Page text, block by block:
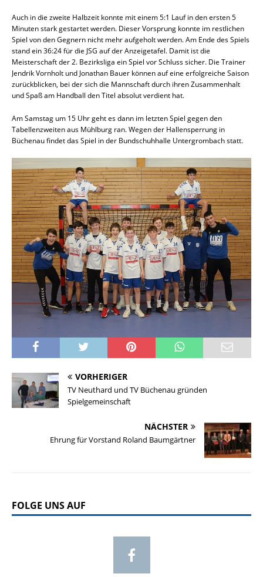
Auch in die zweite Halbzeit konnte mit einem 5:1 Lauf in den ersten 5
Minuten stark gestartet werden. Dieser Vorsprung konnte im restlichen
Spiel von den Gegnern nicht mehr aufgeholt werden. Am Ende des Spiels
stand ein 36:24 für die JSG auf der Anzeigetafel. Damit ist die
Meisterschaft der 2. Bezirksliga ein Spiel vor Schluss sicher. Die Trainer
Jendrik Vornholt und Jonathan Bauer können auf eine erfolgreiche Saison
zurückblicken, bei der sich die Mannschaft durch ihren Zusammenhalt
und Spaß am Handball den Titel absolut verdient hat.
Am Samstag um 15 Uhr geht es dann im letzten Spiel gegen den
Tabellenzweiten aus Mühlburg ran. Wegen der Hallensperrung in
Büchenau findet das Spiel in der Bundschuhhalle Untergrombach statt.
VORHERIGER
TV Neuthard und TV Büchenau gründen
Spielgemeinschaft
NÄCHSTER
Ehrung für Vorstand Roland Baumgärtner
FOLGE UNS AUF